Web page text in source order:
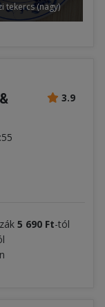
tekercs (nagy)
3.9
5 690 Ft-tól